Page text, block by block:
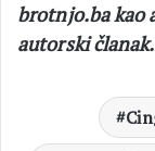
brotnjo.ba kao
autorski članak.